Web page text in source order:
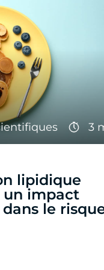
3
lipidique
un impact
le